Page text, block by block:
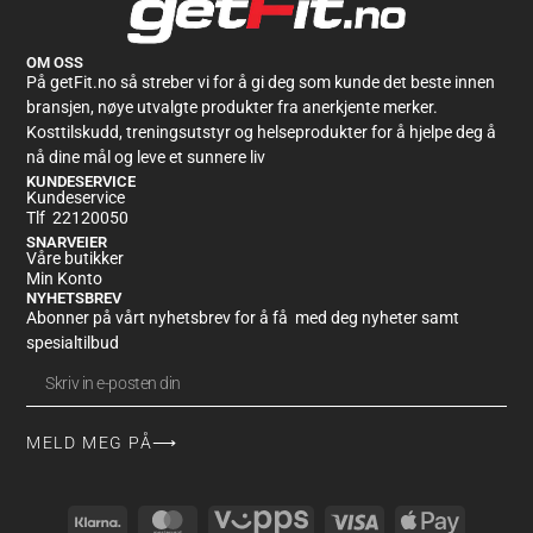
OM OSS
På getFit.no så streber vi for å gi deg som kunde det beste innen
bransjen, nøye utvalgte produkter fra anerkjente merker.
Kosttilskudd, treningsutstyr og helseprodukter for å hjelpe deg å
nå dine mål og leve et sunnere liv
KUNDESERVICE
Kundeservice
Tlf 22120050
SNARVEIER
Våre butikker
Min Konto
NYHETSBREV
Abonner på vårt nyhetsbrev for å få med deg nyheter samt
spesialtilbud
MELD MEG PÅ⟶